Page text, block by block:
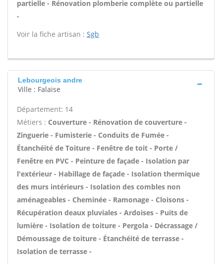
partielle - Rénovation plomberie complète ou partielle
-
Voir la fiche artisan : Sgb
Lebourgeois andre
Ville : Falaise
Département: 14
Métiers : Couverture - Rénovation de couverture -
Zinguerie - Fumisterie - Conduits de Fumée -
Étanchéité de Toiture - Fenêtre de toit - Porte /
Fenêtre en PVC - Peinture de façade - Isolation par
l'extérieur - Habillage de façade - Isolation thermique
des murs intérieurs - Isolation des combles non
aménageables - Cheminée - Ramonage - Cloisons -
Récupération deaux pluviales - Ardoises - Puits de
lumière - Isolation de toiture - Pergola - Décrassage /
Démoussage de toiture - Étanchéité de terrasse -
Isolation de terrasse -